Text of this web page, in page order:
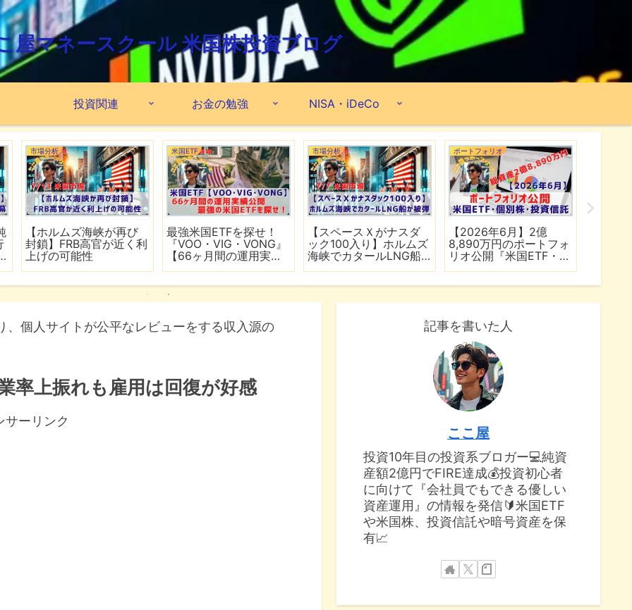
屋マネースクール 米国株投資ブログ
投資関連 お金の勉強 NISA・iDeCo
市場分析
【ホルムズ海峡が再び
封鎖】FRB高官が近く利
上げの可能性
米国ETF
最強米国ETFを探せ！
『VOO・VIG・VONG』
【66ヶ月間の運用実績
市場分析
【スペースＸがナスダ
ック100入り】ホルムズ
海峡でカタールLNG船
ポートフォリオ
【2026年6月】2億
8,890万円のポートフォ
リオ公開『米国ETF・個
個人サイトが公平なレビューをする収入源の
率上振れも雇用は回復が好感
サーリンク
記事を書いた人
ここ屋
投資10年目の投資系ブロガー💻純資
産額2億円でFIRE達成💰投資初心者
に向けて『会社員でもできる優しい
資産運用』の情報を発信🔰米国ETF
や米国株、投資信託や暗号資産を保
有📈